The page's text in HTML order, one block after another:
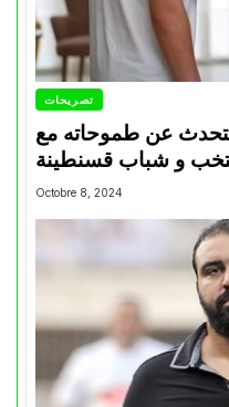
تصريحات
يتحدث عن طموحاته مع
و شباب قسنطينة
Octobre 8, 2024